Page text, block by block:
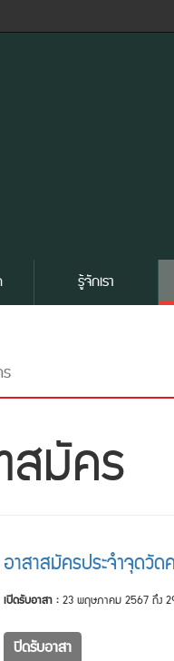
รู้จักเรา
สมัคร
อาสาสมัครประจำจุดวั
เปิดรับอาสา :23 พฤษภาคม 2567 ถึง
ปิดรับอาสา